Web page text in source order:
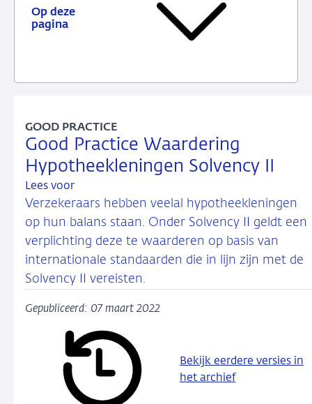
Op deze
pagina
Good Practice Waardering
Hypotheekleningen Solvency II
GOOD PRACTICE
Lees voor
Verzekeraars hebben veelal hypotheekleningen
op hun balans staan. Onder Solvency II geldt een
verplichting deze te waarderen op basis van
internationale standaarden die in lijn zijn met de
Solvency II vereisten.
Gepubliceerd: 07 maart 2022
Bekijk eerdere versies in
het archief